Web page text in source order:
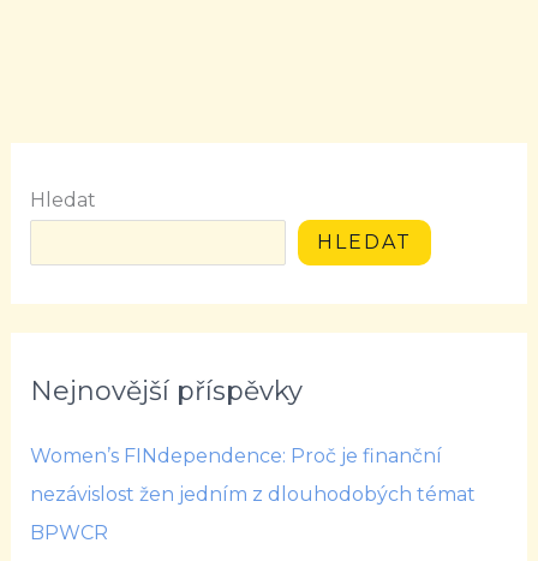
Hledat
HLEDAT
Nejnovější příspěvky
Women’s FINdependence: Proč je finanční
nezávislost žen jedním z dlouhodobých témat
BPWCR